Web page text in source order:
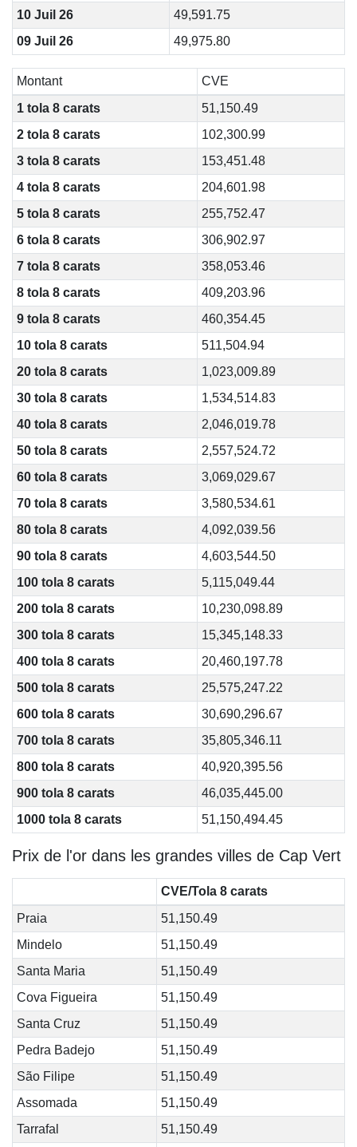
10 Juil 26
49,591.75
09 Juil 26
49,975.80
Montant
CVE
1 tola 8 carats
51,150.49
2 tola 8 carats
102,300.99
3 tola 8 carats
153,451.48
4 tola 8 carats
204,601.98
5 tola 8 carats
255,752.47
6 tola 8 carats
306,902.97
7 tola 8 carats
358,053.46
8 tola 8 carats
409,203.96
9 tola 8 carats
460,354.45
10 tola 8 carats
511,504.94
20 tola 8 carats
1,023,009.89
30 tola 8 carats
1,534,514.83
40 tola 8 carats
2,046,019.78
50 tola 8 carats
2,557,524.72
60 tola 8 carats
3,069,029.67
70 tola 8 carats
3,580,534.61
80 tola 8 carats
4,092,039.56
90 tola 8 carats
4,603,544.50
100 tola 8 carats
5,115,049.44
200 tola 8 carats
10,230,098.89
300 tola 8 carats
15,345,148.33
400 tola 8 carats
20,460,197.78
500 tola 8 carats
25,575,247.22
600 tola 8 carats
30,690,296.67
700 tola 8 carats
35,805,346.11
800 tola 8 carats
40,920,395.56
900 tola 8 carats
46,035,445.00
1000 tola 8 carats
51,150,494.45
Prix de l'or dans les grandes villes de Cap Vert
CVE/Tola 8 carats
Praia
51,150.49
Mindelo
51,150.49
Santa Maria
51,150.49
Cova Figueira
51,150.49
Santa Cruz
51,150.49
Pedra Badejo
51,150.49
São Filipe
51,150.49
Assomada
51,150.49
Tarrafal
51,150.49